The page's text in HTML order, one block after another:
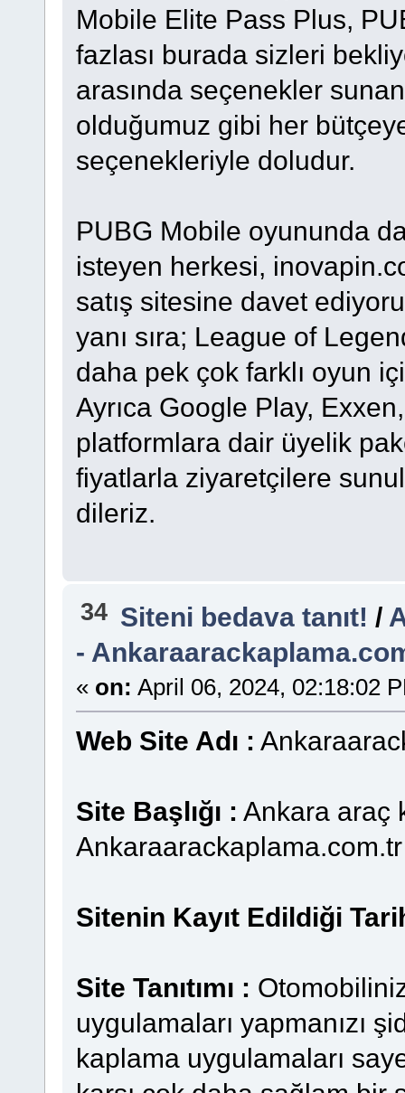
Mobile Elite Pass Plus,
fazlası burada sizleri
arasında seçenekler
olduğumuz gibi her
seçenekleriyle doludur.
PUBG Mobile oyununda
isteyen herkesi,
satış sitesine davet
yanı sıra; League of
daha pek çok farklı oyun
Ayrıca Google Play,
platformlara dair üyelik
fiyatlarla ziyaretçilere
dileriz.
34 Siteni bedava tanıt! /
-
« on: April 06, 2024, 02:18:02
Web Site Adı :
Site Başlığı : Ankara araç
Ankaraarackaplama.com.tr
Sitenin Kayıt Edildiği
Site Tanıtımı :
uygulamaları yapmanızı
kaplama uygulamaları